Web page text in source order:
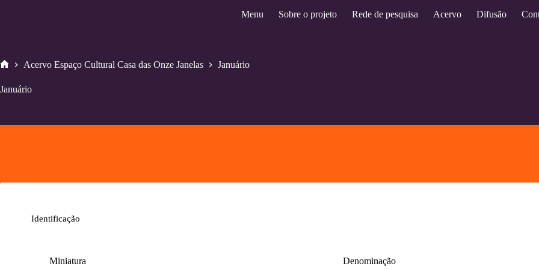
Menu Sobre o projeto Rede de pesquisa Acervo Difusão
Acervo Espaço Cultural Casa das Onze Janelas Januário
Januário
Identificação
Miniatura Denominação